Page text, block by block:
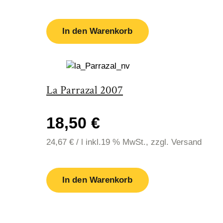
In den Warenkorb
La Parrazal 2007
18,50 €
24,67 € / l inkl.19 % MwSt., zzgl. Versand
In den Warenkorb